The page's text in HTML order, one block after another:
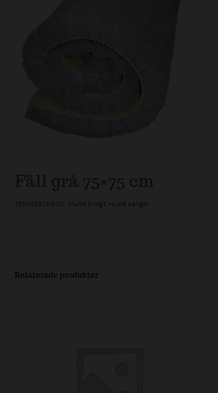
Fäll grå 75×75 cm
7350028731503 Hund övrigt, Hund sängar
Relaterade produkter